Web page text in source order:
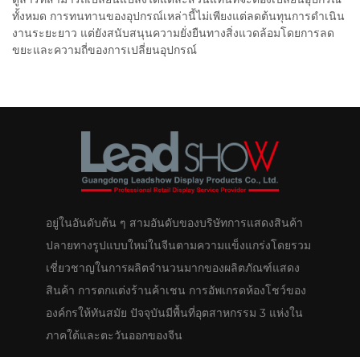
ทั้งหมด การทนทานของอุปกรณ์เหล่านี้ไม่เพียงแต่ลดต้นทุนการดำเนิน
งานระยะยาว แต่ยังสนับสนุนความยั่งยืนทางสิ่งแวดล้อมโดยการลด
ขยะและความถี่ของการเปลี่ยนอุปกรณ์
อยู่ในอันดับต้น ๆ สามอันดับของบริษัทการแสดงสินค้า
ปลายทางรูปแบบใหม่ในจีนตามความแข็งแกร่งโดยรวม
เชี่ยวชาญในการผลิตจำนวนมากของผลิตภัณฑ์แสดง
สินค้า การตกแต่งร้านค้าเชน การอัพเกรดห้องโชว์ของ
องค์กรให้ทันสมัย ปัจจุบันมีพื้นที่อุตสาหกรรม 3 แห่งใน
ภาคใต้และตะวันออกของจีน